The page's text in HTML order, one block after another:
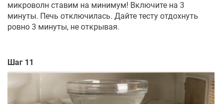
микроволн ставим на минимум! Включите на 3
минуты. Печь отключилась. Дайте тесту отдохнуть
ровно 3 минуты, не открывая.
Шаг 11